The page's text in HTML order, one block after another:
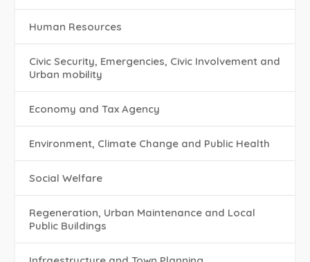
Human Resources
Civic Security, Emergencies, Civic Involvement and
Urban mobility
Economy and Tax Agency
Environment, Climate Change and Public Health
Social Welfare
Regeneration, Urban Maintenance and Local
Public Buildings